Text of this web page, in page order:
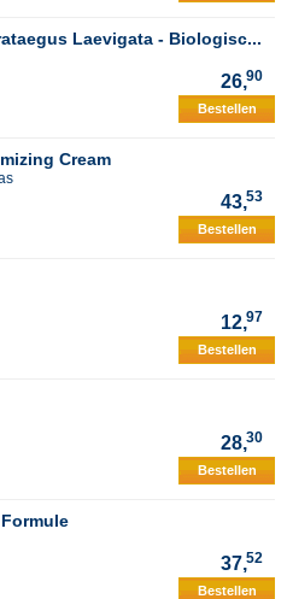
Laevigata - Biologisc...
26,90
Bestellen
Cream
43,53
Bestellen
12,97
Bestellen
28,30
Bestellen
37,52
Bestellen